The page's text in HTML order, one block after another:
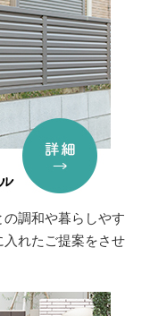
調和や暮らしやす
れたご提案をさせ